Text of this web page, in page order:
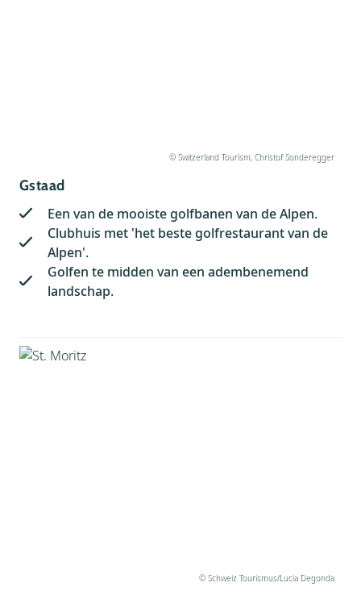
© Switzerland Tourism, Christof Sonderegger
Gstaad
Een van de mooiste golfbanen van de Alpen.
Clubhuis met 'het beste golfrestaurant van de
Alpen'.
Golfen te midden van een adembenemend
landschap.
© Schweiz Tourismus/Lucia Degonda